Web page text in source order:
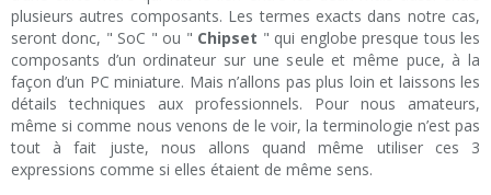
plusieurs autres composants. Les termes exacts dans notre cas,
seront donc, " SoC " ou " Chipset " qui englobe presque tous les
composants d’un ordinateur sur une seule et même puce, à la
façon d’un PC miniature. Mais n’allons pas plus loin et laissons les
détails techniques aux professionnels. Pour nous amateurs,
même si comme nous venons de le voir, la terminologie n’est pas
tout à fait juste, nous allons quand même utiliser ces 3
expressions comme si elles étaient de même sens.